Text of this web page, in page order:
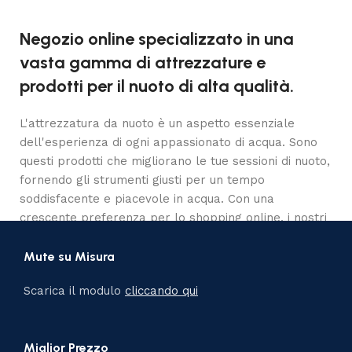
Negozio online specializzato in una
vasta gamma di attrezzature e
prodotti per il nuoto di alta qualità.
L'attrezzatura da nuoto è un aspetto essenziale
dell'esperienza di ogni appassionato di acqua. Sono
questi prodotti che migliorano le tue sessioni di nuoto,
fornendo gli strumenti giusti per un tempo
soddisfacente e piacevole in acqua. Con una
crescente preferenza per lo shopping online, i nostri
ampio catalogo di attrezzature da nuoto dal comfort
Mute su Misura
Scarica il modulocliccando qui
Miglior Prezzo